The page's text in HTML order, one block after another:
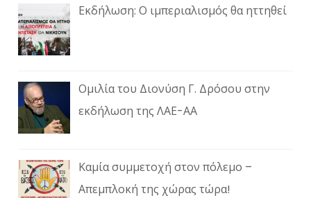
Εκδήλωση: Ο ιμπεριαλισμός θα ηττηθεί
Ομιλία του Διονύση Γ. Δρόσου στην
εκδήλωση της ΛΑΕ-ΑΑ
Καμία συμμετοχή στον πόλεμο –
Απεμπλοκή της χώρας τώρα!